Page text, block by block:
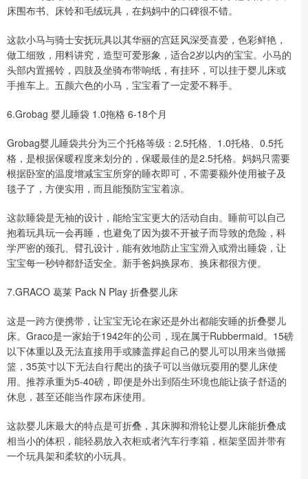
床围布书、床铃和毛绒玩具，在妈妈中的口碑很不错。
这款小马与骑士安抚玩具以其华丽的宫廷风深受喜爱，色彩鲜艳，
做工细致，用料讲究，造型可爱形象，适合2岁以内的宝宝。小马的
头部内置摇铃，四肢及坐骑布带响纸，有挂环，可以挂于婴儿床或
手推车上。五颜六色的小马，宝宝看了一定爱不释手。
6.Grobag 婴儿睡袋 1.0拖格 6-18个月
Grobag婴儿睡袋共分为三个托格等级：2.5托格、1.0托格、0.5托
格，是根据保暖程度来划分的，保暖最佳的是2.5托格。妈妈只需要
根据卧室的温度增减宝宝所穿的睡衣即可，不需要额外使用被子及
毯子了，方便实用，而且能预防宝宝着凉。
这款睡袋是无袖的设计，能给宝宝更大的活动自由。睡前可以自己
抱着玩具玩一会再睡，也避免了因为拨不开被子而导致的危险，科
学严密的颈孔、臂孔设计，能有效地防止宝宝滑入或滑出睡袋，让
宝宝每一秒钟都舒适安全。新手爸妈换尿布、换床都很方便。
7.GRACO 葛莱 Pack N Play 折叠婴儿床
这是一跨方便携带，让宝宝无论在家还是外出都能安睡的折叠婴儿
床。Graco是一家始于1942年的公司，现在属于Rubbermaid。15磅
以下体重以及无法直接用手或膝盖撑起自己的婴儿可以用来当做摇
篮，35英寸以下无法自行爬出的孩子可以当做玩耍用的婴儿床使
用。推荐承重为5-40磅，即便是外出到陌生环境也能让孩子舒适的
休息，甚至还能当作尿布床使用。
这款婴儿床最大的特点是可折叠，其床脚和滑轮让婴儿床能折叠成
相当小的体积，能轻易放入衣柜或者汽车行李箱，框架坚固并带有
一个玩具架和柔软的小玩具。